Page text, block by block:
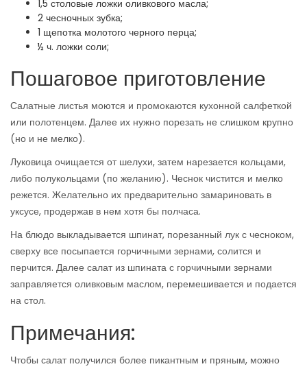
1,5 столовые ложки оливкового масла;
2 чесночных зубка;
1 щепотка молотого черного перца;
½ ч. ложки соли;
Пошаговое приготовление
Салатные листья моются и промокаются кухонной салфеткой
или полотенцем. Далее их нужно порезать не слишком крупно
(но и не мелко).
Луковица очищается от шелухи, затем нарезается кольцами,
либо полукольцами (по желанию). Чеснок чистится и мелко
режется. Желательно их предварительно замариновать в
уксусе, продержав в нем хотя бы полчаса.
На блюдо выкладывается шпинат, порезанный лук с чесноком,
сверху все посыпается горчичными зернами, солится и
перчится. Далее салат из шпината с горчичными зернами
заправляется оливковым маслом, перемешивается и подается
на стол.
Примечания:
Чтобы салат получился более пикантным и пряным, можно